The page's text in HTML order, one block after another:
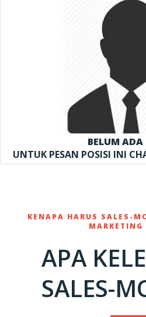
BELUM ADA
UNTUK PESAN POSISI INI
KENAPA HARUS SALES-
MARKETING
APA
SALES-